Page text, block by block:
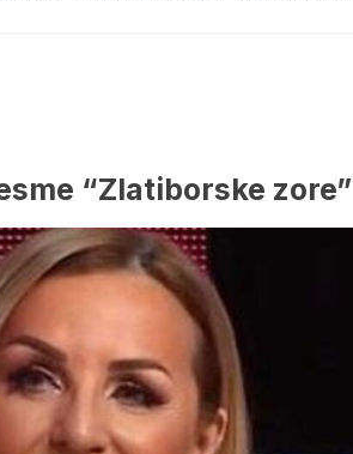
“Zlatiborske zore”